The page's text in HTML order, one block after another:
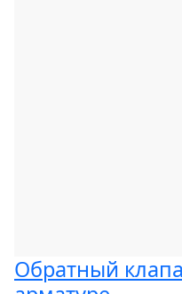
Обратный